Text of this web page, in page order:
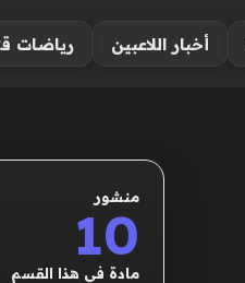
أخبار اللاعبين رياضات
منشور
10
مادة في هذا القسم